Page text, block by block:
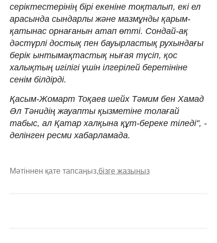
серіктестерінің бірі екеніне тоқталып, екі ел
арасында сындарлы және мазмұнды қарым-
қатынас орнағанын атап өтті. Сондай-ақ
дәстүрлі достық пен бауырластық рухындағы
берік ынтымақтастық нығая түсіп, қос
халықтың игілігі үшін ілгерілей беретініне
сенім білдірді.
Қасым-Жомарт Тоқаев шейх Тәмим бен Хамад
Әл Тәнидің жауапты қызметіне толағай
табыс, ал Қатар халқына құт-береке тіледі", -
делінген ресми хабарламада.
Мәтіннен қате тапсаңыз,бізге жазыңыз